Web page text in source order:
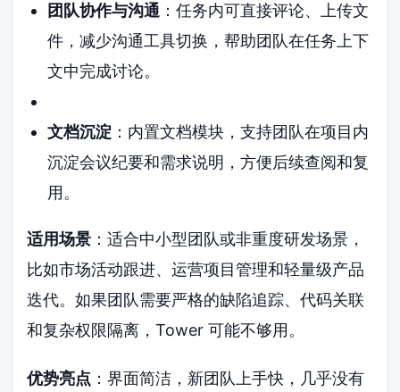
团队协作与沟通：任务内可直接评论、上传文
件，减少沟通工具切换，帮助团队在任务上下
文中完成讨论。
文档沉淀：内置文档模块，支持团队在项目内
沉淀会议纪要和需求说明，方便后续查阅和复
用。
适用场景 ：适合中小型团队或非重度研发场景，
比如市场活动跟进、运营项目管理和轻量级产品
迭代。如果团队需要严格的缺陷追踪、代码关联
和复杂权限隔离，Tower 可能不够用。
优势亮点 ：界面简洁，新团队上手快，几乎没有